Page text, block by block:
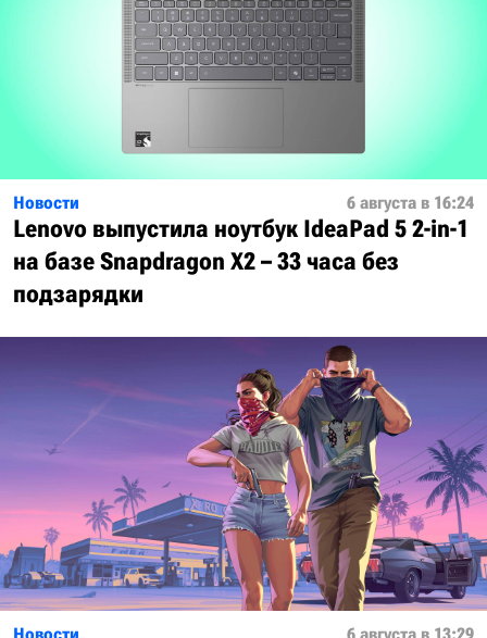
Новости 6 августа в 16:24
Lenovo выпустила ноутбук IdeaPad 5 2-in-1
на базе Snapdragon X2 – 33 часа без
подзарядки